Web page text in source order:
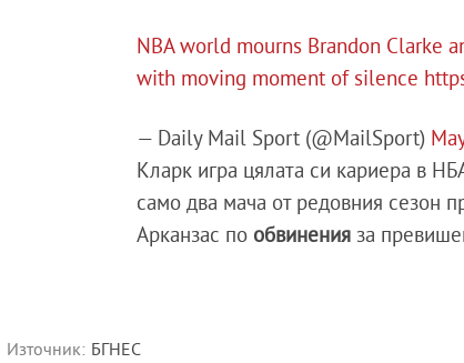
NBA world mourns Brandon Clarke
with moving moment of silence
— Daily Mail Sport (@MailSport)
Кларк игра цялата си кариера в
само два мача от редовния сезон
Арканзас по обвинения за
Източник: БГНЕС